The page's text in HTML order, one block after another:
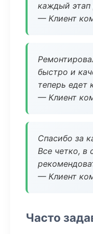
каждый этап
— Клиент
быстро и
теперь едет
— Клиент
Спасибо за
Все четко, в
— Клиент
Часто